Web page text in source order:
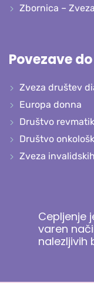
Zbornica – Zveza
Povezave
Zveza društev
Europa donna
Društvo
Društvo
Zveza
Cepljenje
varen
nalezljivih